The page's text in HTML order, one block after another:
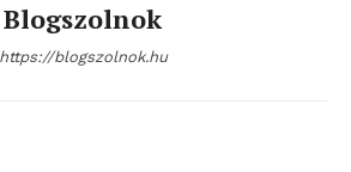
Blogszolnok
https://blogszolnok.hu